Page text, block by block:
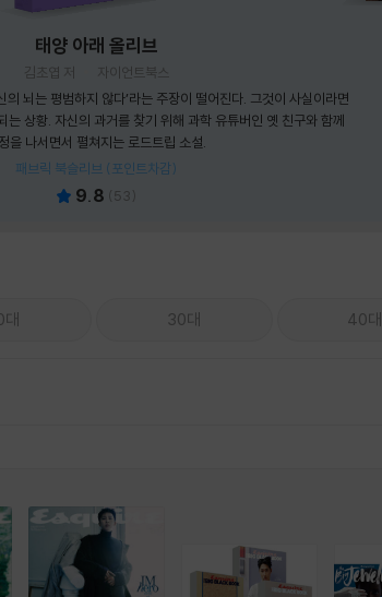
태양 아래 올리브
김초엽 저
자이언트북스
의 뇌는 평범하지 않다’라는 주장이 떨어진다. 그것이 사실이라면
는 상황. 자신의 과거를 찾기 위해 과학 유튜버인 옛 친구와 함께
을 나서면서 펼쳐지는 로드트립 소설.
패브릭 북슬리브 (포인트차감)
9.8 (53)
대 30대 40대